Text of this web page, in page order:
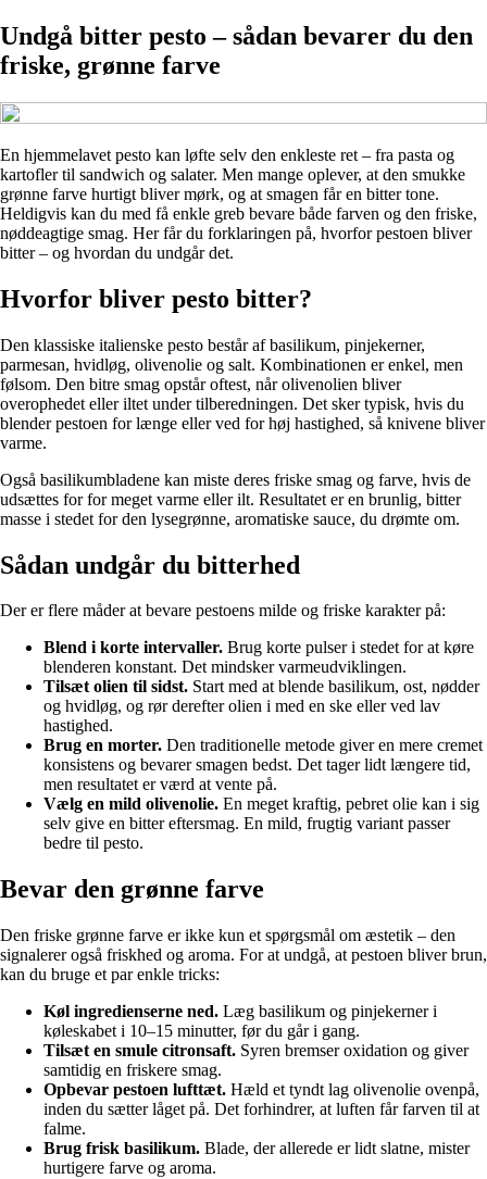
Undgå bitter pesto – sådan bevarer du den
friske, grønne farve
En hjemmelavet pesto kan løfte selv den enkleste ret – fra pasta og
kartofler til sandwich og salater. Men mange oplever, at den smukke
grønne farve hurtigt bliver mørk, og at smagen får en bitter tone.
Heldigvis kan du med få enkle greb bevare både farven og den friske,
nøddeagtige smag. Her får du forklaringen på, hvorfor pestoen bliver
bitter – og hvordan du undgår det.
Hvorfor bliver pesto bitter?
Den klassiske italienske pesto består af basilikum, pinjekerner,
parmesan, hvidløg, olivenolie og salt. Kombinationen er enkel, men
følsom. Den bitre smag opstår oftest, når olivenolien bliver
overophedet eller iltet under tilberedningen. Det sker typisk, hvis du
blender pestoen for længe eller ved for høj hastighed, så knivene bliver
varme.
Også basilikumbladene kan miste deres friske smag og farve, hvis de
udsættes for for meget varme eller ilt. Resultatet er en brunlig, bitter
masse i stedet for den lysegrønne, aromatiske sauce, du drømte om.
Sådan undgår du bitterhed
Der er flere måder at bevare pestoens milde og friske karakter på:
Blend i korte intervaller. Brug korte pulser i stedet for at køre
blenderen konstant. Det mindsker varmeudviklingen.
Tilsæt olien til sidst. Start med at blende basilikum, ost, nødder
og hvidløg, og rør derefter olien i med en ske eller ved lav
hastighed.
Brug en morter. Den traditionelle metode giver en mere cremet
konsistens og bevarer smagen bedst. Det tager lidt længere tid,
men resultatet er værd at vente på.
Vælg en mild olivenolie. En meget kraftig, pebret olie kan i sig
selv give en bitter eftersmag. En mild, frugtig variant passer
bedre til pesto.
Bevar den grønne farve
Den friske grønne farve er ikke kun et spørgsmål om æstetik – den
signalerer også friskhed og aroma. For at undgå, at pestoen bliver brun,
kan du bruge et par enkle tricks:
Køl ingredienserne ned. Læg basilikum og pinjekerner i
køleskabet i 10–15 minutter, før du går i gang.
Tilsæt en smule citronsaft. Syren bremser oxidation og giver
samtidig en friskere smag.
Opbevar pestoen lufttæt. Hæld et tyndt lag olivenolie ovenpå,
inden du sætter låget på. Det forhindrer, at luften får farven til at
falme.
Brug frisk basilikum. Blade, der allerede er lidt slatne, mister
hurtigere farve og aroma.